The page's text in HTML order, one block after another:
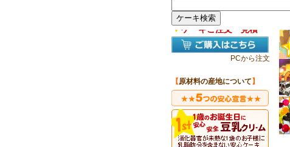
▼ケーキご注文・見積
PCから注文
【原材料の産地について 】